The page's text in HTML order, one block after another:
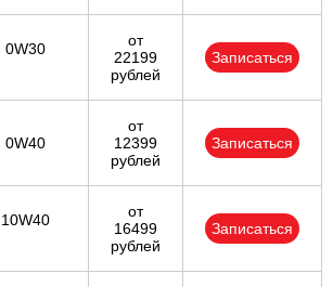
от
22199
рублей
Записаться
от
12399
рублей
Записаться
от
16499
рублей
Записаться